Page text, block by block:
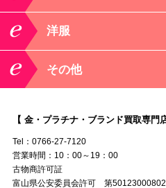
洋服
その他
【 金・プラチナ・ブランド買取専門
Tel：0766-27-7120
営業時間：10：00～19：00
古物商許可証
富山県公安委員会許可 第